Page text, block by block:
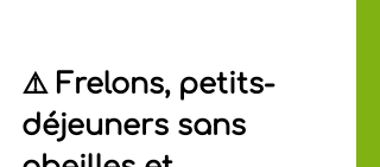
⚠️ Frelons, petits-
déjeuners sans